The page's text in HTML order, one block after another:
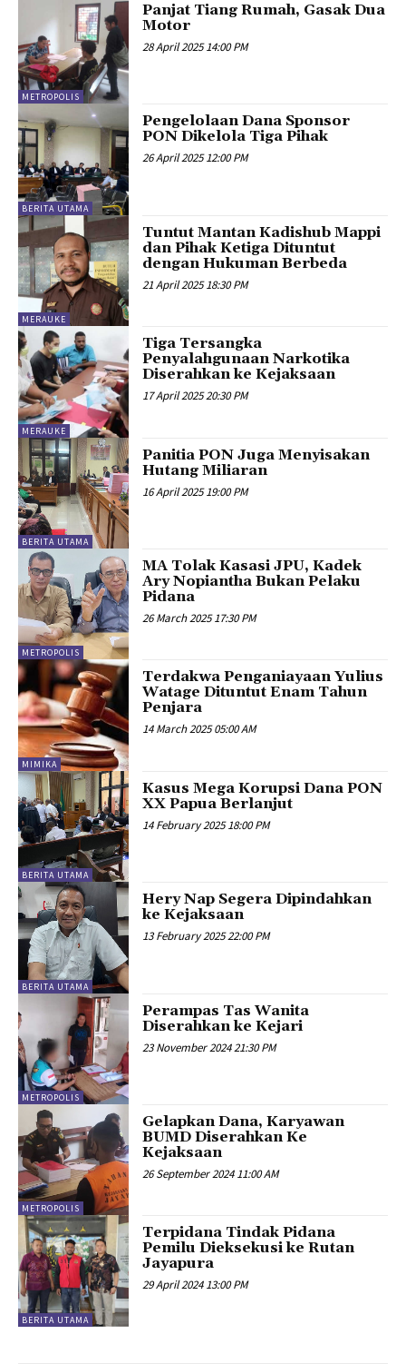
METROPOLIS
Panjat Tiang Rumah, Gasak Dua
Motor
28 April 2025 14:00 PM
BERITA UTAMA
Pengelolaan Dana Sponsor
PON Dikelola Tiga Pihak
26 April 2025 12:00 PM
MERAUKE
Tuntut Mantan Kadishub Mappi
dan Pihak Ketiga Dituntut
dengan Hukuman Berbeda
21 April 2025 18:30 PM
MERAUKE
Tiga Tersangka
Penyalahgunaan Narkotika
Diserahkan ke Kejaksaan
17 April 2025 20:30 PM
BERITA UTAMA
Panitia PON Juga Menyisakan
Hutang Miliaran
16 April 2025 19:00 PM
METROPOLIS
MA Tolak Kasasi JPU, Kadek
Ary Nopiantha Bukan Pelaku
Pidana
26 March 2025 17:30 PM
MIMIKA
Terdakwa Penganiayaan Yulius
Watage Dituntut Enam Tahun
Penjara
14 March 2025 05:00 AM
BERITA UTAMA
Kasus Mega Korupsi Dana PON
XX Papua Berlanjut
14 February 2025 18:00 PM
BERITA UTAMA
Hery Nap Segera Dipindahkan
ke Kejaksaan
13 February 2025 22:00 PM
METROPOLIS
Perampas Tas Wanita
Diserahkan ke Kejari
23 November 2024 21:30 PM
METROPOLIS
Gelapkan Dana, Karyawan
BUMD Diserahkan Ke
Kejaksaan
26 September 2024 11:00 AM
BERITA UTAMA
Terpidana Tindak Pidana
Pemilu Dieksekusi ke Rutan
Jayapura
29 April 2024 13:00 PM